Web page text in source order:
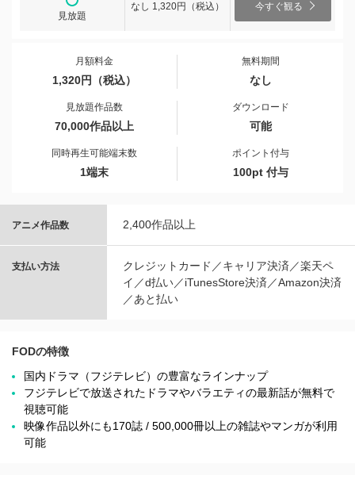
見放題
なし 1,320円（税込） 今すぐ観る
月額料金
1,320円（税込）
無料期間
なし
見放題作品数
70,000作品以上
ダウンロード
可能
同時再生可能端末数
1端末
ポイント付与
100pt 付与
アニメ作品数 2,400作品以上
支払い方法
クレジットカード／キャリア決済／楽天ペ
イ／d払い／iTunesStore決済／Amazon決済
／あと払い
FODの特徴
国内ドラマ（フジテレビ）の豊富なラインナップ
フジテレビで放送されたドラマやバラエティの最新話が無料で
視聴可能
映像作品以外にも170誌 / 500,000冊以上の雑誌やマンガが利用
可能